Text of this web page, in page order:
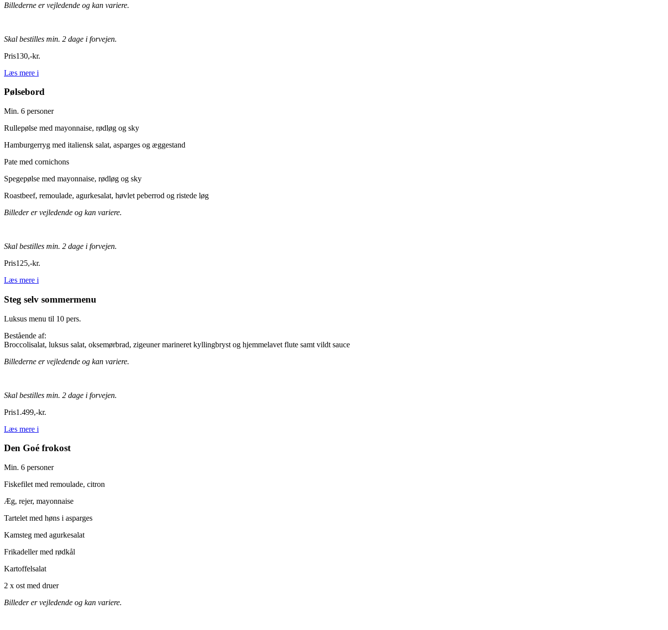
Billederne er vejledende og kan variere.
Skal bestilles min. 2 dage i forvejen.
Pris130,-kr.
Læs mere i
Pølsebord
Min. 6 personer
Rullepølse med mayonnaise, rødløg og sky
Hamburgerryg med italiensk salat, asparges og æggestand
Pate med cornichons
Spegepølse med mayonnaise, rødløg og sky
Roastbeef, remoulade, agurkesalat, høvlet peberrod og ristede løg
Billeder er vejledende og kan variere.
Skal bestilles min. 2 dage i forvejen.
Pris125,-kr.
Læs mere i
Steg selv sommermenu
Luksus menu til 10 pers.
Bestående af:
Broccolisalat, luksus salat, oksemørbrad, zigeuner marineret kyllingbryst og hjemmelavet flute samt vildt sauce
Billederne er vejledende og kan variere.
Skal bestilles min. 2 dage i forvejen.
Pris1.499,-kr.
Læs mere i
Den Goé frokost
Min. 6 personer
Fiskefilet med remoulade, citron
Æg, rejer, mayonnaise
Tartelet med høns i asparges
Kamsteg med agurkesalat
Frikadeller med rødkål
Kartoffelsalat
2 x ost med druer
Billeder er vejledende og kan variere.